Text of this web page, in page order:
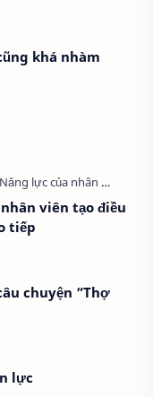
đến mức …
khá nhàm
viên tạo điều
tiếp
chuyện “Thợ
lực